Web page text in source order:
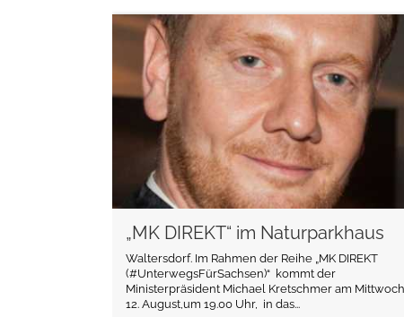
„MK DIREKT“ im Naturparkhaus
Waltersdorf. Im Rahmen der Reihe „MK DIREKT
(#UnterwegsFürSachsen)“ kommt der
Ministerpräsident Michael Kretschmer am
12. August,um 19.00 Uhr, in das...
weiterlesen